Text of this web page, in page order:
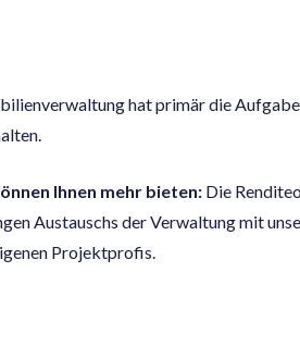
hat primär die
Ihnen mehr bieten: Die
Austauschs der Verwaltung mit
Projektprofis.